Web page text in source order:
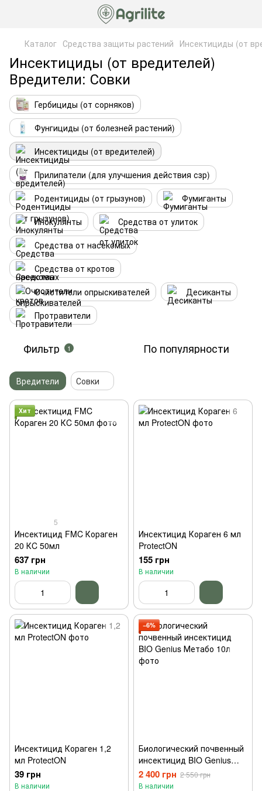
Каталог Средства защиты растений Инсектициды (от
Инсектициды (от вредителей)
Вредители: Совки
Гербициды (от сорняков)
Фунгициды (от болезней растений)
Инсектициды (от вредителей)
Прилипатели (для улучшения действия сзр)
Родентициды (от грызунов)
Фумиганты
Инокулянты
Средства от улиток
Средства от насекомых
Средства от кротов
Очистители опрыскивателей
Десиканты
Протравители
Фильтр 1 По популярности
Вредители Совки
Хит
5
Инсектицид FMC Кораген
20 КC 50мл
637 грн
В наличии
Инсектицид Кораген 6 мл
ProtectON
155 грн
В наличии
Инсектицид Кораген 1,2
мл ProtectON
39 грн
В наличии
−6%
Биологический почвенный
инсектицид BIO Genius
Метабо 10л
2 400 грн 2 550 грн
В наличии